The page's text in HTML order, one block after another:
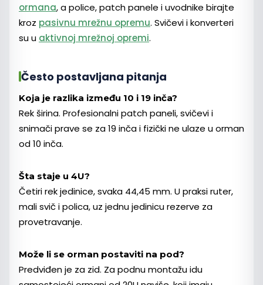
ormana, a police, patch panele i uvodnike birajte
kroz pasivnu mrežnu opremu. Svičevi i konverteri
su u aktivnoj mrežnoj opremi.
Često postavljana pitanja
Koja je razlika između 10 i 19 inča?
Rek širina. Profesionalni patch paneli, svičevi i
snimači prave se za 19 inča i fizički ne ulaze u orman
od 10 inča.
Šta staje u 4U?
Četiri rek jedinice, svaka 44,45 mm. U praksi ruter,
mali svič i polica, uz jednu jedinicu rezerve za
provetravanje.
Može li se orman postaviti na pod?
Predviđen je za zid. Za podnu montažu idu